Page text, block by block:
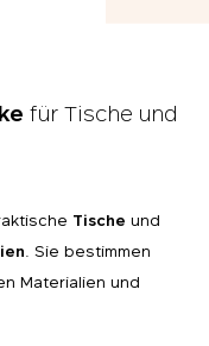
für Tische und
Tische und
. Sie bestimmen
Materialien und